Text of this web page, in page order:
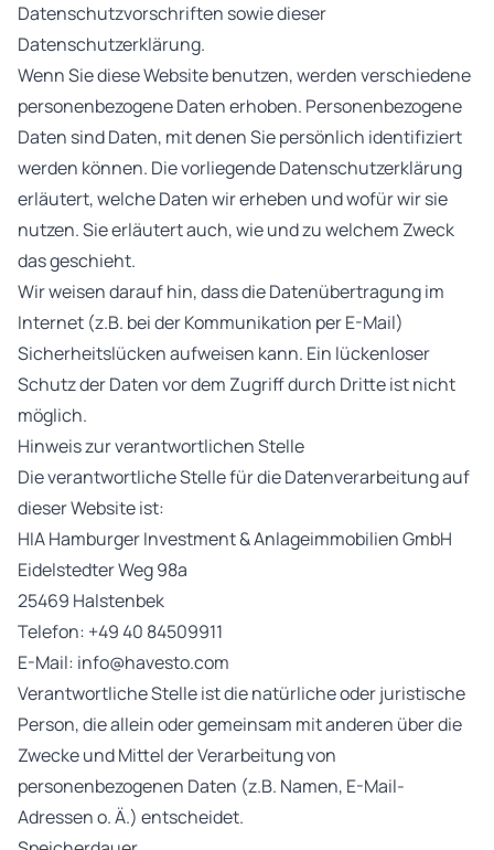
Datenschutzvorschriften sowie dieser
Datenschutzerklärung.
Wenn Sie diese Website benutzen, werden verschiedene
personenbezogene Daten erhoben. Personenbezogene
Daten sind Daten, mit denen Sie persönlich identifiziert
werden können. Die vorliegende Datenschutzerklärung
erläutert, welche Daten wir erheben und wofür wir sie
nutzen. Sie erläutert auch, wie und zu welchem Zweck
das geschieht.
Wir weisen darauf hin, dass die Datenübertragung im
Internet (z.B. bei der Kommunikation per E-Mail)
Sicherheitslücken aufweisen kann. Ein lückenloser
Schutz der Daten vor dem Zugriff durch Dritte ist nicht
möglich.
Hinweis zur verantwortlichen Stelle
Die verantwortliche Stelle für die Datenverarbeitung auf
dieser Website ist:
HIA Hamburger Investment & Anlageimmobilien GmbH
Eidelstedter Weg 98a
25469 Halstenbek
Telefon: +49 40 84509911
E-Mail: info@havesto.com
Verantwortliche Stelle ist die natürliche oder juristische
Person, die allein oder gemeinsam mit anderen über die
Zwecke und Mittel der Verarbeitung von
personenbezogenen Daten (z.B. Namen, E-Mail-
Adressen o. Ä.) entscheidet.